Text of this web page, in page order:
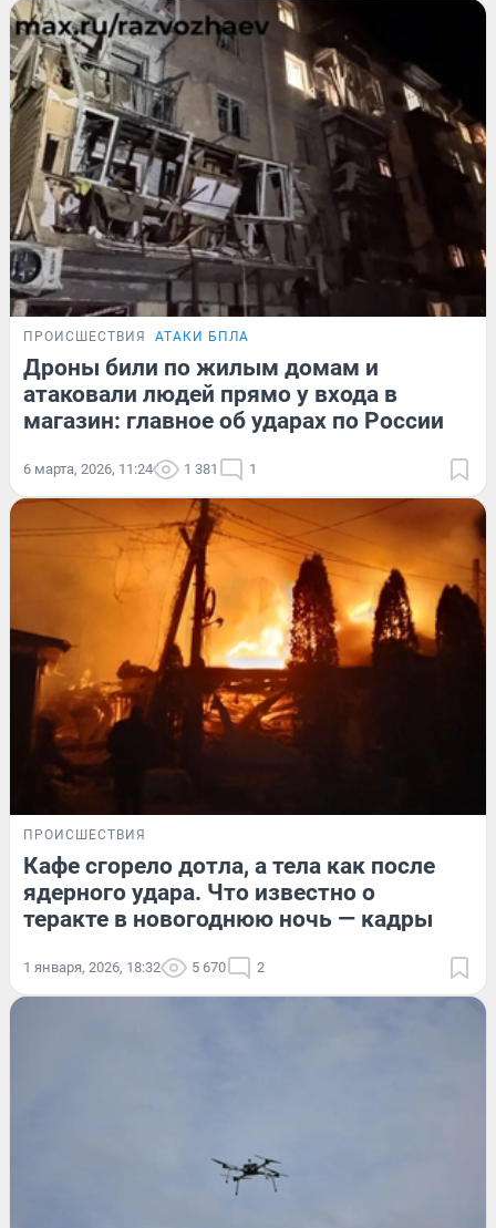
ПРОИСШЕСТВИЯ АТАКИ БПЛА
Дроны били по жилым домам и
атаковали людей прямо у входа в
магазин: главное об ударах по России
6 марта, 2026, 11:24 1 381 1
ПРОИСШЕСТВИЯ
Кафе сгорело дотла, а тела как после
ядерного удара. Что известно о
теракте в новогоднюю ночь — кадры
1 января, 2026, 18:32 5 670 2